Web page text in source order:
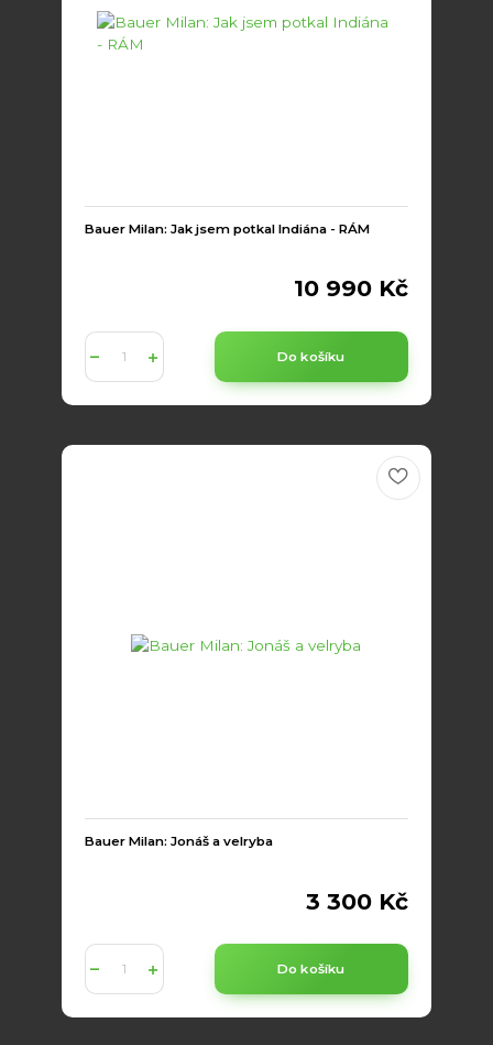
Bauer Milan: Jak jsem potkal Indiána - RÁM
10 990 Kč
Do košíku
Bauer Milan: Jonáš a velryba
3 300 Kč
Do košíku